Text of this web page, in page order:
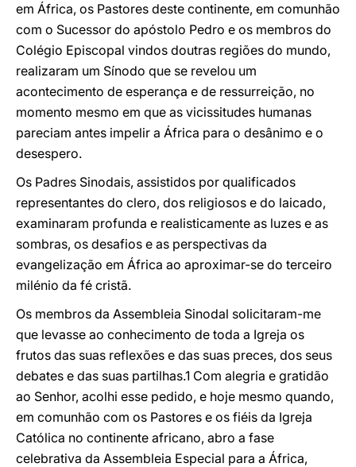
em África, os Pastores deste continente, em comunhão
com o Sucessor do apóstolo Pedro e os membros do
Colégio Episcopal vindos doutras regiões do mundo,
realizaram um Sínodo que se revelou um
acontecimento de esperança e de ressurreição, no
momento mesmo em que as vicissitudes humanas
pareciam antes impelir a África para o desânimo e o
desespero.
Os Padres Sinodais, assistidos por qualificados
representantes do clero, dos religiosos e do laicado,
examinaram profunda e realisticamente as luzes e as
sombras, os desafios e as perspectivas da
evangelização em África ao aproximar-se do terceiro
milénio da fé cristã.
Os membros da Assembleia Sinodal solicitaram-me
que levasse ao conhecimento de toda a Igreja os
frutos das suas reflexões e das suas preces, dos seus
debates e das suas partilhas.1 Com alegria e gratidão
ao Senhor, acolhi esse pedido, e hoje mesmo quando,
em comunhão com os Pastores e os fiéis da Igreja
Católica no continente africano, abro a fase
celebrativa da Assembleia Especial para a África,